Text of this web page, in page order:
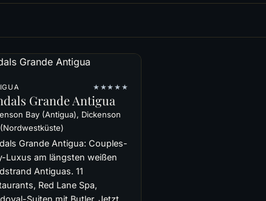
★★★★★
Grande Antigua
Bay (Antigua), Dickenson
Grande Antigua: Couples-
Luxus am längsten weißen
Antiguas. 11
Red Lane Spa,
Suiten mit Butler. Jetzt